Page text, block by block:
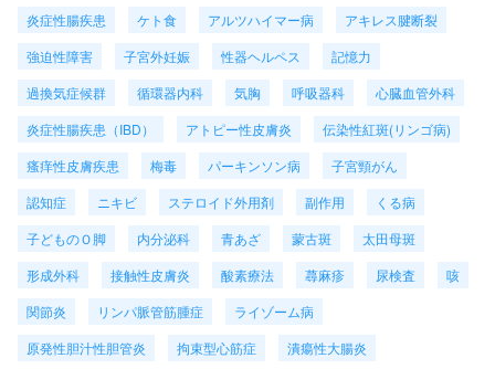
炎症性腸疾患
ケト食 アルツハイマー病
アキレス腱断裂
強迫性障害
子宮外妊娠 性器ヘルペス
記憶力
過換気症候群
循環器内科 気胸 呼吸器科
心臓血管外科
炎症性腸疾患（IBD）
アトピー性皮膚炎
伝染性紅斑(リンゴ病)
瘙痒性皮膚疾患
梅毒 パーキンソン病
子宮頸がん
認知症
ニキビ ステロイド外用剤 副作用
くる病
子どものＯ脚
内分泌科 青あざ 蒙古斑
太田母斑
形成外科
接触性皮膚炎 酸素療法 蕁麻疹 尿検査
咳
関節炎
リンパ脈管筋腫症
ライゾーム病
原発性胆汁性胆管炎
拘束型心筋症 潰瘍性大腸炎